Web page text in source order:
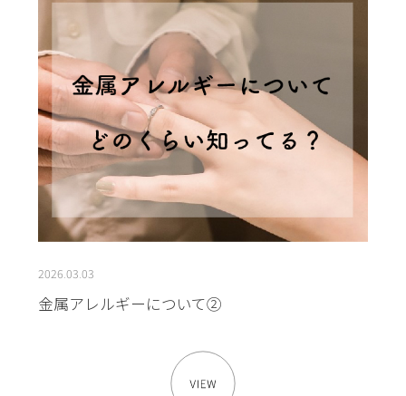
2026.03.03
金属アレルギーについて②